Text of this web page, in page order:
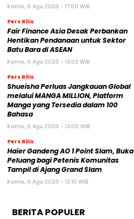
Kamis, 6 Agu 2026 - 17:00 WIB
Pers Rilis
Fair Finance Asia Desak Perbankan
Hentikan Pendanaan untuk Sektor
Batu Bara di ASEAN
Kamis, 6 Agu 2026 - 13:02 WIB
Pers Rilis
Shueisha Perluas Jangkauan Global
melalui MANGA MILLION, Platform
Manga yang Tersedia dalam 100
Bahasa
Kamis, 6 Agu 2026 - 13:00 WIB
Pers Rilis
Haier Gandeng AO 1 Point Slam, Buka
Peluang bagi Petenis Komunitas
Tampil di Ajang Grand Slam
Kamis, 6 Agu 2026 - 12:10 WIB
BERITA POPULER